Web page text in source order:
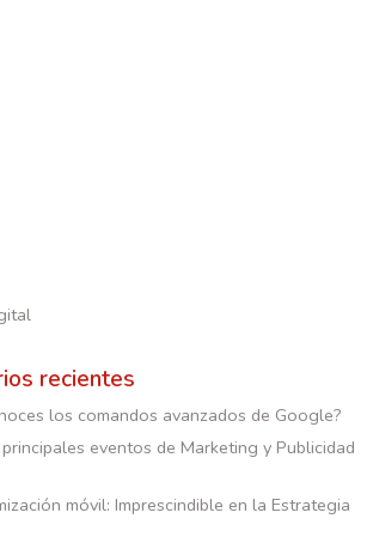
recientes
los comandos avanzados de Google?
eventos de Marketing y Publicidad
móvil: Imprescindible en la Estrategia